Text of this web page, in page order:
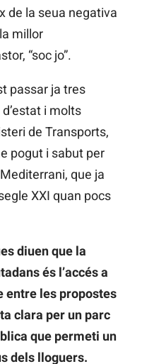
de la seua negativa
millor
“soc jo”.
passar ja tres
i molts
de Transports,
pogut i sabut per
que ja
XXI quan pocs
diuen que la
és l’accés a
entre les propostes
clara per un parc
que permeti un
dels lloguers.